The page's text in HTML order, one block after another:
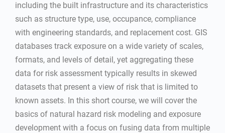
including the built infrastructure and its characteristics
such as structure type, use, occupance, compliance
with engineering standards, and replacement cost. GIS
databases track exposure on a wide variety of scales,
formats, and levels of detail, yet aggregating these
data for risk assessment typically results in skewed
datasets that present a view of risk that is limited to
known assets. In this short course, we will cover the
basics of natural hazard risk modeling and exposure
development with a focus on fusing data from multiple